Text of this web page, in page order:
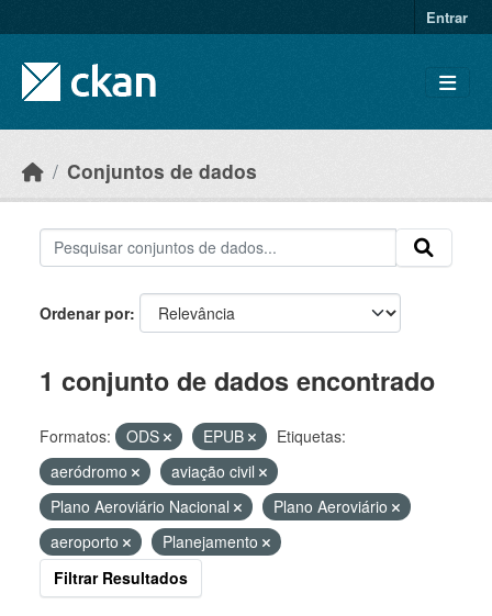
Entrar
Conjuntos de dados
Ordenar por
1 conjunto de dados encontrado
Formatos: ODS EPUB
Etiquetas:
aeródromo
aviação civil
Plano Aeroviário Nacional
Plano Aeroviário
aeroporto
Planejamento
Filtrar Resultados